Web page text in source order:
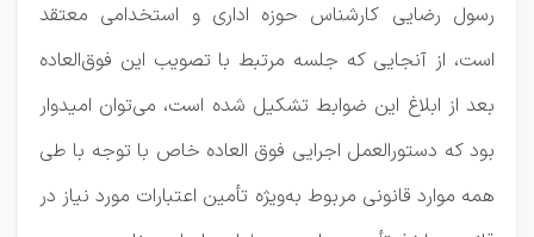
رسول رضایی کارشناس حوزه اداری و استخدامی معتقد
است، از آنجایی که جلسه مرتبط با تصویب این فوق‌العاده
بعد از ابلاغ این ضوابط تشکیل شده است، می‌توان امیدوار
بود که دستورالعمل اجرایی فوق العاده خاص با توجه با طی
همه موارد قانونی مربوط به‌ویژه تأمین اعتبارات مورد نیاز در